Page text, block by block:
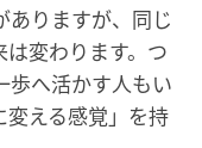
ありますが、同じ
変わります。つ
歩へ活かす人もい
変える感覚」を持